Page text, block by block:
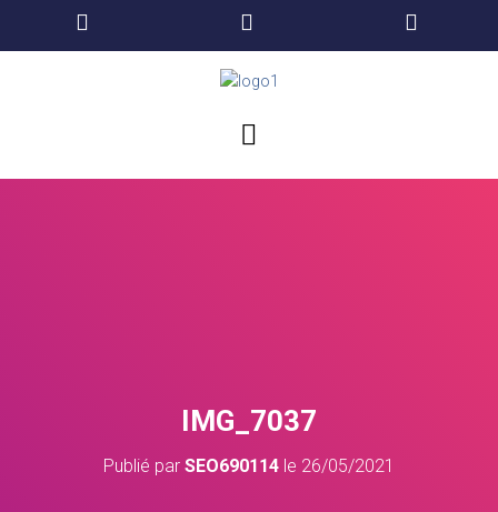
IMG_7037
Publié par SEO690114 le 26/05/2021